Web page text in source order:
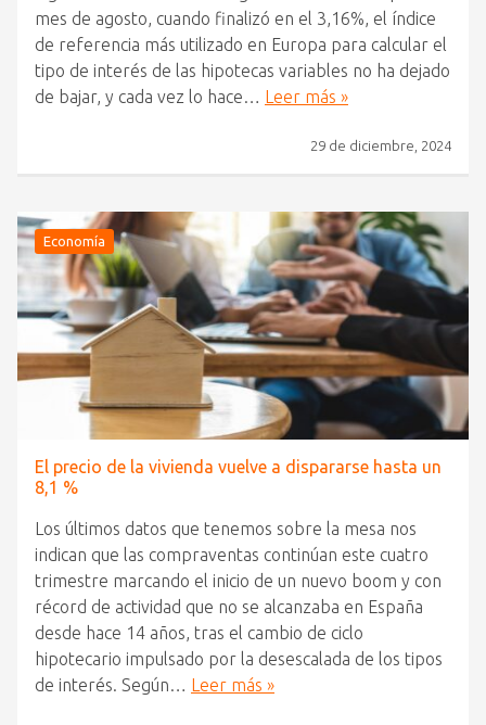
mes de agosto, cuando finalizó en el 3,16%, el índice
de referencia más utilizado en Europa para calcular el
tipo de interés de las hipotecas variables no ha dejado
de bajar, y cada vez lo hace… Leer más »
29 de diciembre, 2024
Economía
El precio de la vivienda vuelve a dispararse hasta un
8,1 %
Los últimos datos que tenemos sobre la mesa nos
indican que las compraventas continúan este cuatro
trimestre marcando el inicio de un nuevo boom y con
récord de actividad que no se alcanzaba en España
desde hace 14 años, tras el cambio de ciclo
hipotecario impulsado por la desescalada de los tipos
de interés. Según… Leer más »